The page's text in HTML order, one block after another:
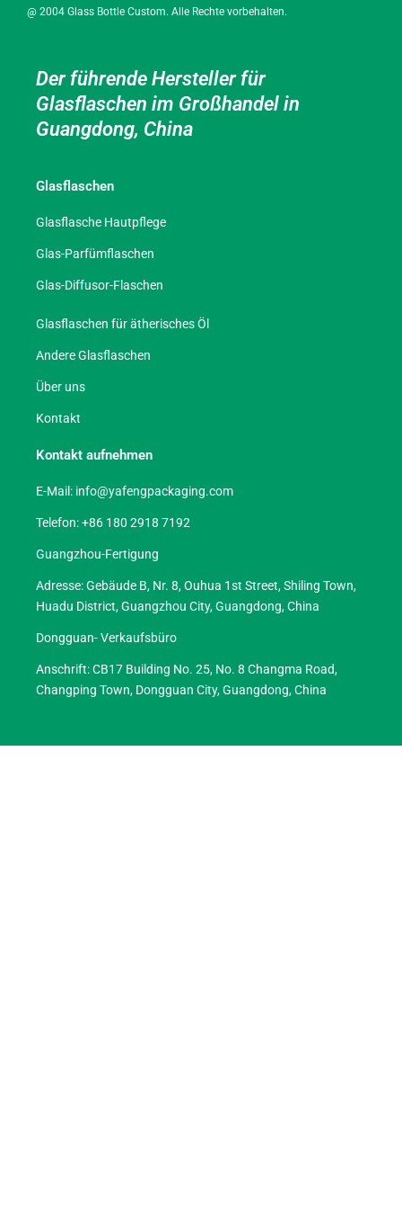
@ 2004 Glass Bottle Custom. Alle Rechte vorbehalten.
Der führende Hersteller für
Glasflaschen im Großhandel in
Guangdong, China
Glasflaschen
Glasflasche Hautpflege
Glas-Parfümflaschen
Glas-Diffusor-Flaschen
Glasflaschen für ätherisches Öl
Andere Glasflaschen
Über uns
Kontakt
Kontakt aufnehmen
E-Mail: info@yafengpackaging.com
Telefon: +86 180 2918 7192
Guangzhou-Fertigung
Adresse: Gebäude B, Nr. 8, Ouhua 1st Street, Shiling Town,
Huadu District, Guangzhou City, Guangdong, China
Dongguan- Verkaufsbüro
Anschrift: CB17 Building No. 25, No. 8 Changma Road,
Changping Town, Dongguan City, Guangdong, China